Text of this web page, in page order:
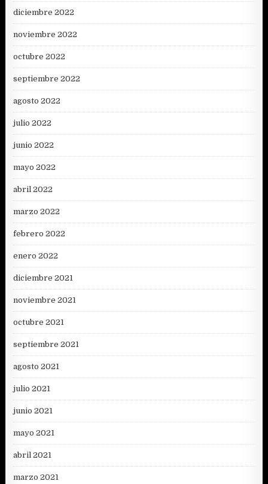
diciembre 2022
noviembre 2022
octubre 2022
septiembre 2022
agosto 2022
julio 2022
junio 2022
mayo 2022
abril 2022
marzo 2022
febrero 2022
enero 2022
diciembre 2021
noviembre 2021
octubre 2021
septiembre 2021
agosto 2021
julio 2021
junio 2021
mayo 2021
abril 2021
marzo 2021